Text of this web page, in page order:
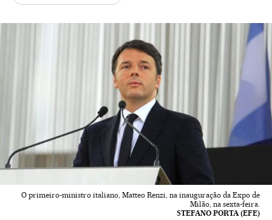
O primeiro-ministro italiano, Matteo Renzi, na inauguração da Expo de
Milão, na sexta-feira.
STEFANO PORTA (EFE)